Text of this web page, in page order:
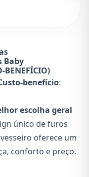
Baby
BENEFÍCIO)
benefício:
escolha geral
único de furos
oferece um
conforto e preço.